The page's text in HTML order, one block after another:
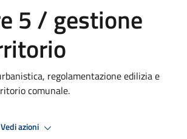
5 / gestione
regolamentazione edilizia e
comunale.
Vedi azioni